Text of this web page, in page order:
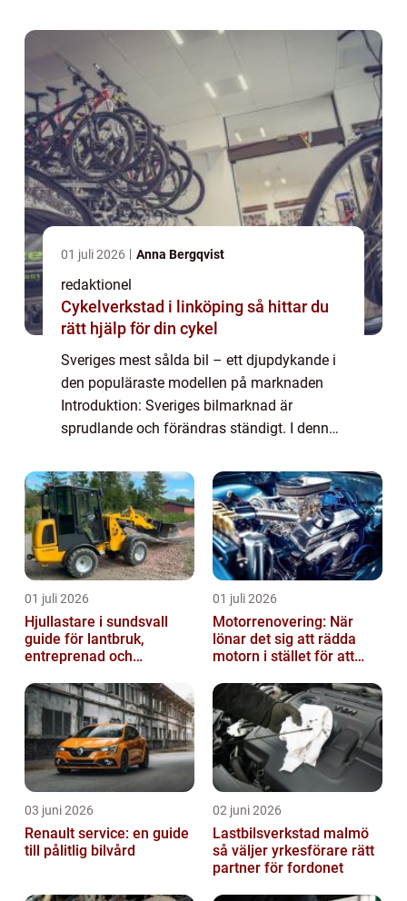
01 juli 2026 Anna Bergqvist
redaktionel
Cykelverkstad i linköping så hittar du
rätt hjälp för din cykel
Sveriges mest sålda bil – ett djupdykande i
den populäraste modellen på marknaden
Introduktion: Sveriges bilmarknad är
sprudlande och förändras ständigt. I denna
mest sålda bilen i landet. Vi kommer att...
01 juli 2026
Hjullastare i sundsvall
guide för lantbruk,
entreprenad och
01 juli 2026
Motorrenovering: När
lönar det sig att rädda
motorn i stället för att
03 juni 2026
Renault service: en guide
till pålitlig bilvård
02 juni 2026
Lastbilsverkstad malmö
så väljer yrkesförare rätt
partner för fordonet